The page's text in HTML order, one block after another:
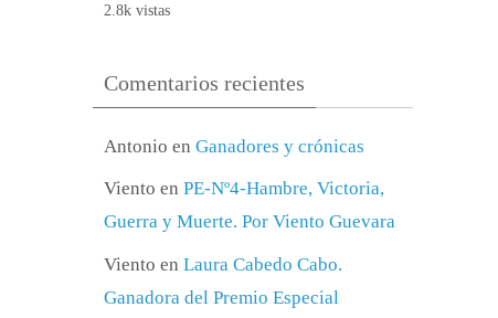
2.8k vistas
Comentarios recientes
Antonio en Ganadores y crónicas
Viento en PE-Nº4-Hambre, Victoria,
Guerra y Muerte. Por Viento Guevara
Viento en Laura Cabedo Cabo.
Ganadora del Premio Especial